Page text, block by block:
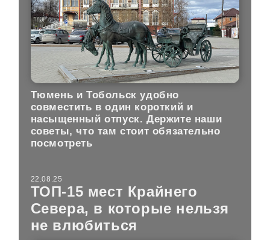
Тюмень и Тобольск удобно
совместить в один короткий и
насыщенный отпуск. Держите наши
советы, что там стоит обязательно
посмотреть
22.08.25
ТОП-15 мест Крайнего
Севера, в которые нельзя
не влюбиться